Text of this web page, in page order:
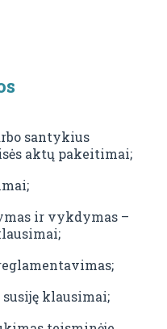
santykius
aktų pakeitimai;
ir vykdymas –
susiję klausimai;